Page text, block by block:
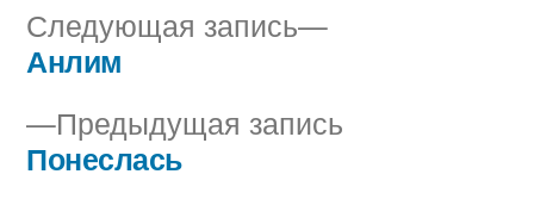
Навигация
по
записям
Предыдущая запись
Понеслась
Следующая запись
Следующая
Анлим